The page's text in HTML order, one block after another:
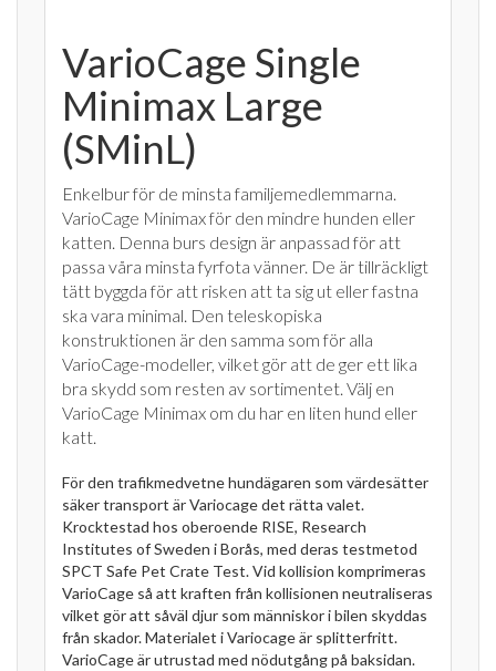
VarioCage Single
Minimax Large
(SMinL)
Enkelbur för de minsta familjemedlemmarna.
VarioCage Minimax för den mindre hunden eller
katten. Denna burs design är anpassad för att
passa våra minsta fyrfota vänner. De är tillräckligt
tätt byggda för att risken att ta sig ut eller fastna
ska vara minimal. Den teleskopiska
konstruktionen är den samma som för alla
VarioCage-modeller, vilket gör att de ger ett lika
bra skydd som resten av sortimentet. Välj en
VarioCage Minimax om du har en liten hund eller
katt.
För den trafikmedvetne hundägaren som värdesätter
säker transport är Variocage det rätta valet.
Krocktestad hos oberoende RISE, Research
Institutes of Sweden i Borås, med deras testmetod
SPCT Safe Pet Crate Test. Vid kollision komprimeras
VarioCage så att kraften från kollisionen neutraliseras
vilket gör att såväl djur som människor i bilen skyddas
från skador. Materialet i Variocage är splitterfritt.
VarioCage är utrustad med nödutgång på baksidan.